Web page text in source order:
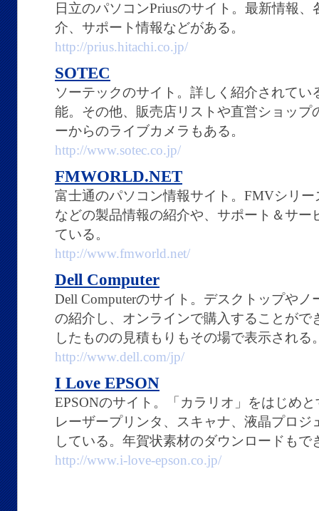
日立のパソコンPriusのサイト。最新情報
介、サポート情報などがある。
http://prius.hitachi.co.jp/
SOTEC
ソーテックのサイト。詳しく紹介されて
能。その他、販売店リストや直営ショップ
ーからのライブカメラもある。
http://www.sotec.co.jp/
FMWORLD.NET
富士通のパソコン情報サイト。FMVシリ
などの製品情報の紹介や、サポート＆サ
ている。
http://www.fmworld.net/
Dell Computer
Dell Computerのサイト。デスクトップや
の紹介し、オンラインで購入することがで
したものの見積もりもその場で表示される
http://www.dell.com/jp/
I Love EPSON
EPSONのサイト。「カラリオ」をはじめ
レーザープリンタ、スキャナ、液晶プロ
している。年賀状素材のダウンロードもで
http://www.i-love-epson.co.jp/